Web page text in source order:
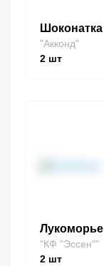
Шоконатка
"Акконд"
2 шт
Лукоморье
"КФ "Эссен""
2 шт